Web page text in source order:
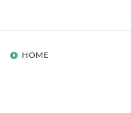
HOME